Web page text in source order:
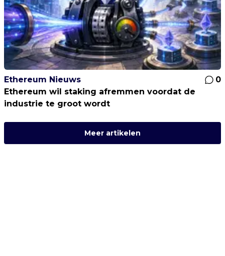
Ethereum Nieuws
0
Ethereum wil staking afremmen voordat de
industrie te groot wordt
Meer artikelen